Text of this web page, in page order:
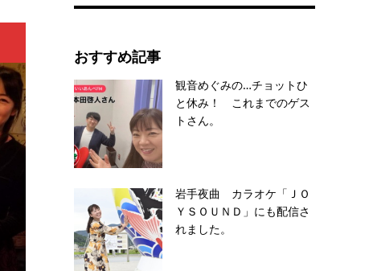
おすすめ記事
観音めぐみの…チョットひ
と休み！ これまでのゲス
トさん。
岩手夜曲 カラオケ「ＪＯ
ＹＳＯＵＮＤ」にも配信さ
れました。